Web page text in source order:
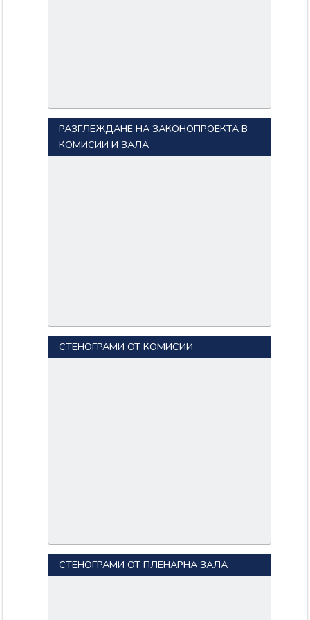
РАЗГЛЕЖДАНЕ НА ЗАКОНОПРОЕКТА В
КОМИСИИ И ЗАЛА
СТЕНОГРАМИ ОТ КОМИСИИ
СТЕНОГРАМИ ОТ ПЛЕНАРНА ЗАЛА